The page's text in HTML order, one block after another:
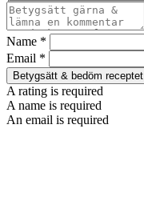
Name *
Email *
Betygsätt & bedöm receptet
A rating is required
A name is required
An email is required